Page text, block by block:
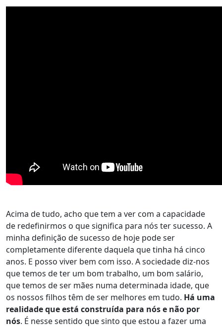
Acima de tudo, acho que tem a ver com a capacidade
de redefinirmos o que significa para nós ter sucesso. A
minha definição de sucesso de hoje pode ser
completamente diferente daquela que tinha há cinco
anos. E posso viver bem com isso. A sociedade diz-nos
que temos de ter um bom trabalho, um bom salário,
que temos de ser mães numa determinada idade, que
os nossos filhos têm de ser melhores em tudo. Há uma
realidade que está construída para nós e não por
nós. É nesse sentido que sinto que estou a fazer uma